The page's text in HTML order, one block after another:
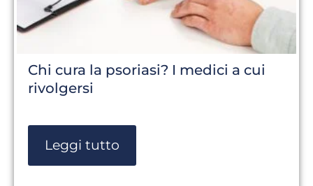
Chi cura la psoriasi? I medici a cui
rivolgersi
Leggi tutto